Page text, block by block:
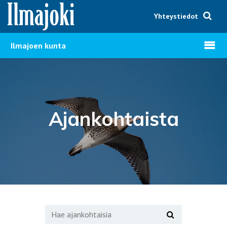
Hyppää sisältöön
Yhteystiedot
Ilmajoen kunta Avaa
Ajankohtaista